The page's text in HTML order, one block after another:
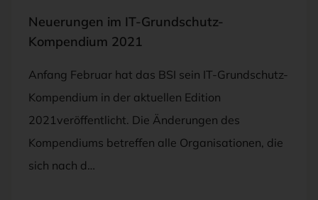
Neuerungen im IT-Grundschutz-
Kompendium 2021
Anfang Februar hat das BSI sein IT-Grundschutz-
Kompendium in der aktuellen Edition
2021veröffentlicht. Die Änderungen des
Kompendiums betreffen alle Organisationen, die
sich nach d…